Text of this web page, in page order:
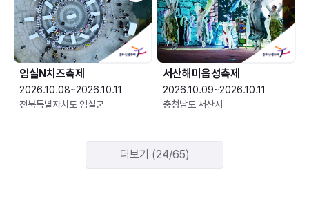
임실N치즈축제
2026.10.08~2026.10.11
전북특별자치도 임실군
서산해미읍성축제
2026.10.09~2026.10.11
충청남도 서산시
더보기 (24/65)